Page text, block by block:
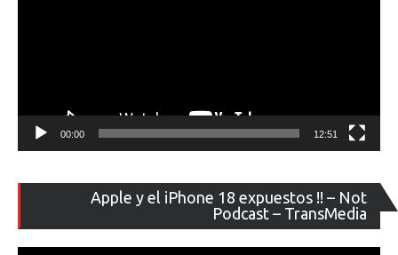
00:00 12:51
Apple y el iPhone 18 expuestos !! – Not
Podcast – TransMedia
de